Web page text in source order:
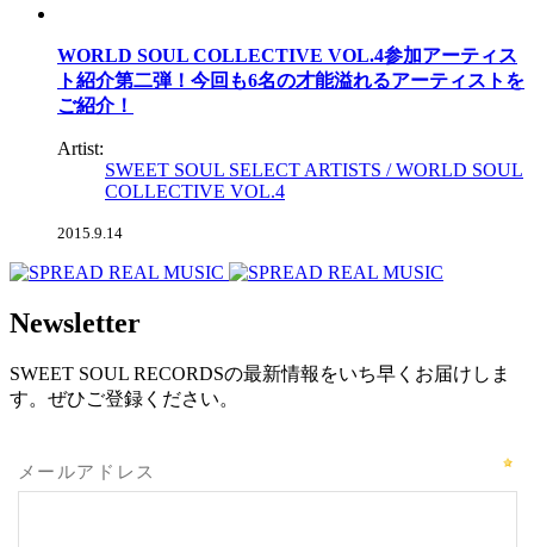
WORLD SOUL COLLECTIVE VOL.4参加アーティス
ト紹介第二弾！今回も6名の才能溢れるアーティストを
ご紹介！
Artist:
SWEET SOUL SELECT ARTISTS / WORLD SOUL
COLLECTIVE VOL.4
2015.9.14
Newsletter
SWEET SOUL RECORDSの最新情報をいち早くお届けしま
す。ぜひご登録ください。